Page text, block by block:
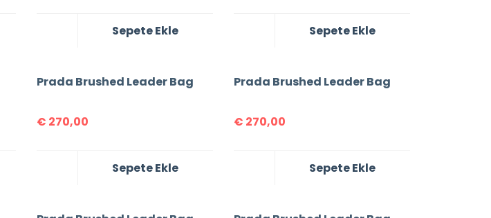
Sepete Ekle Sepete Ekle
Prada Brushed Leader Bag
€ 270,00
Sepete Ekle
Prada Brushed Leader Bag
€ 270,00
Sepete Ekle